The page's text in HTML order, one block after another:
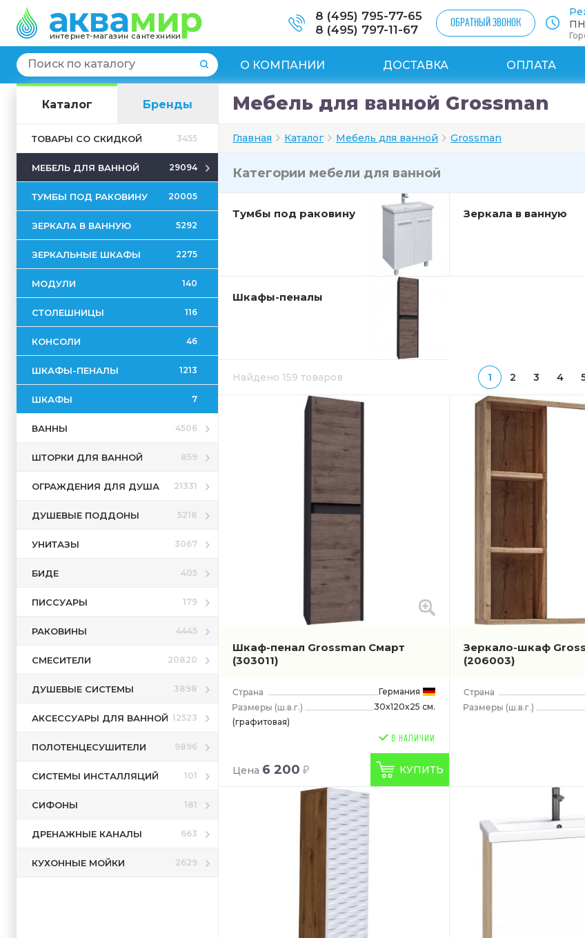
интернет-магазин сантехники
8 (495) 795-77-65
8 (495) 797-11-67
ОБРАТНЫЙ ЗВОНОК
О КОМПАНИИ ДОСТАВКА ОПЛАТА
Каталог Бренды
ТОВАРЫ СО СКИДКОЙ 3455
МЕБЕЛЬ ДЛЯ ВАННОЙ 29094
ТУМБЫ ПОД РАКОВИНУ 20005
ЗЕРКАЛА В ВАННУЮ 5292
ЗЕРКАЛЬНЫЕ ШКАФЫ 2275
МОДУЛИ 140
СТОЛЕШНИЦЫ 116
КОНСОЛИ 46
ШКАФЫ-ПЕНАЛЫ 1213
ШКАФЫ 7
ВАННЫ 4506
ШТОРКИ ДЛЯ ВАННОЙ 859
ОГРАЖДЕНИЯ ДЛЯ ДУША 21331
ДУШЕВЫЕ ПОДДОНЫ 5218
УНИТАЗЫ 3067
БИДЕ 405
ПИССУАРЫ 179
РАКОВИНЫ 4445
СМЕСИТЕЛИ 20820
ДУШЕВЫЕ СИСТЕМЫ 3898
АКСЕССУАРЫ ДЛЯ ВАННОЙ 12523
ПОЛОТЕНЦЕСУШИТЕЛИ 9896
СИСТЕМЫ ИНСТАЛЛЯЦИЙ 101
СИФОНЫ 181
ДРЕНАЖНЫЕ КАНАЛЫ 663
КУХОННЫЕ МОЙКИ 2629
Мебель для ванной Grossman
Главная Каталог Мебель для ванной Grossman
Категории мебели для ванной
Тумбы под раковину Зеркала в ванную
Шкафы-пеналы
Найдено 159 товаров 1 2 3 4
Шкаф-пенал Grossman Смарт
(303011)
Германия
(ш.в.г.)
30x120x25 см.
(графитовая)
Цена 6 200 КУПИТЬ
Зеркало-шкаф
(206003)
(ш.в.г.)